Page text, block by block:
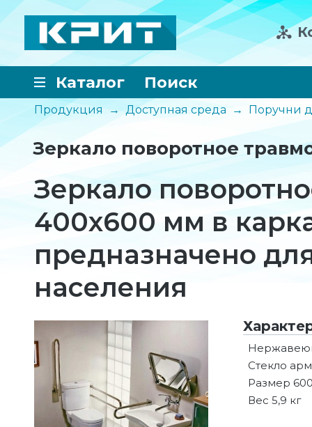
Каталог Поиск
Продукция → Доступная среда → Поручни
Зеркало поворотное
Зеркало
400x600 мм в
предназначено
населения
Стекло
Размер
Вес 5,9 кг